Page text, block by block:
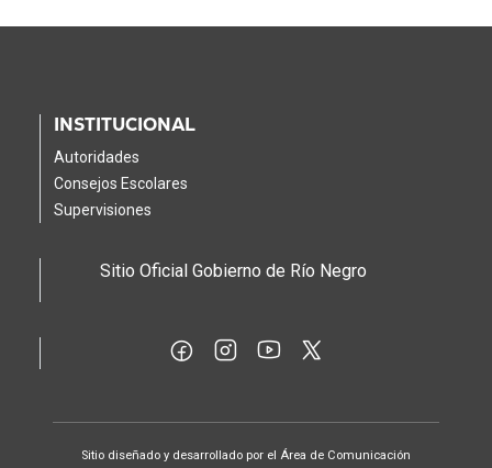
INSTITUCIONAL
Autoridades
Consejos Escolares
Supervisiones
Sitio Oficial Gobierno de Río Negro
Sitio diseñado y desarrollado por el Área de Comunicación